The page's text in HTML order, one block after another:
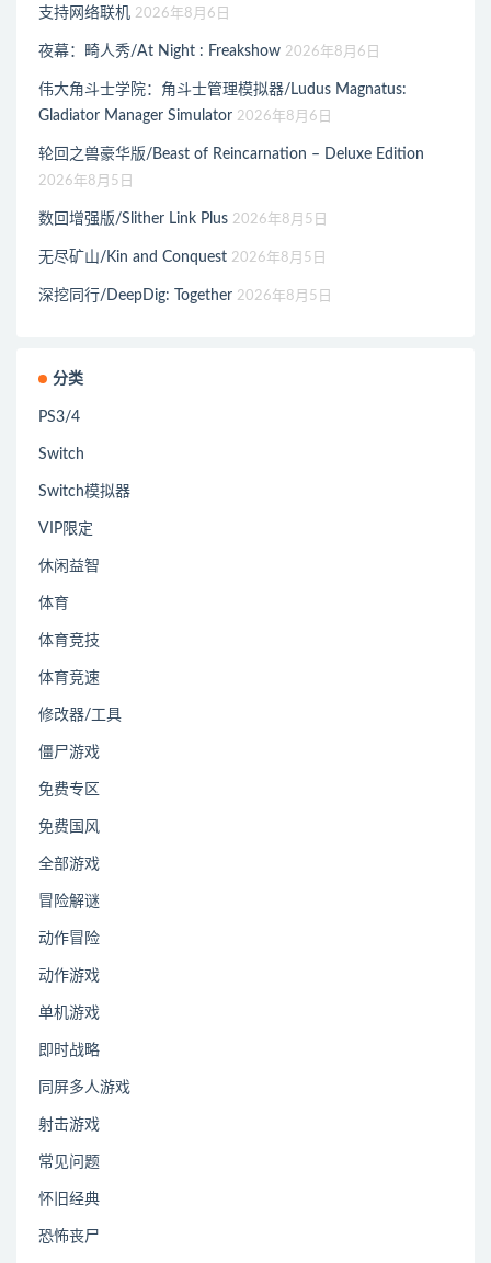
支持网络联机 2026年8月6日
夜幕：畸人秀/At Night : Freakshow 2026年8月6日
伟大角斗士学院：角斗士管理模拟器/Ludus Magnatus:
Gladiator Manager Simulator 2026年8月6日
轮回之兽豪华版/Beast of Reincarnation – Deluxe Edition
2026年8月5日
数回增强版/Slither Link Plus 2026年8月5日
无尽矿山/Kin and Conquest 2026年8月5日
深挖同行/DeepDig: Together 2026年8月5日
分类
PS3/4
Switch
Switch模拟器
VIP限定
休闲益智
体育
体育竞技
体育竞速
修改器/工具
僵尸游戏
免费专区
免费国风
全部游戏
冒险解谜
动作冒险
动作游戏
单机游戏
即时战略
同屏多人游戏
射击游戏
常见问题
怀旧经典
恐怖丧尸